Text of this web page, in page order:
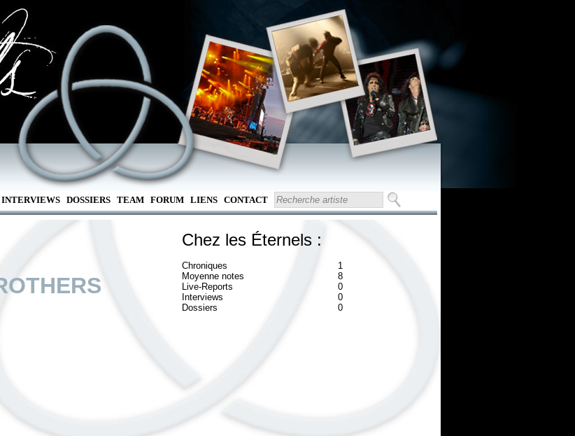
INTERVIEWS DOSSIERS TEAM FORUM LIENS CONTACT
Chez les Éternels :
Chroniques
1
Moyenne notes
8
Live-Reports
0
Interviews
0
Dossiers
0